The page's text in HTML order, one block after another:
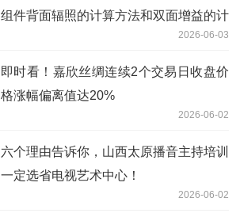
组件背面辐照的计算方法和双面增益的计
2026-06-03
即时看！嘉欣丝绸连续2个交易日收盘价
格涨幅偏离值达20%
2026-06-02
六个理由告诉你，山西太原播音主持培训
一定选省电视艺术中心！
2026-06-02